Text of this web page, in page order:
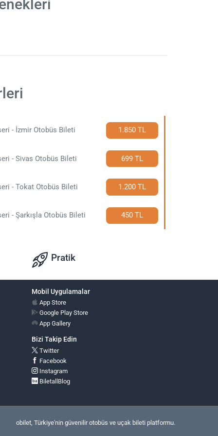
- İzmir Otobüs Bileti 1.850 TL
- Sivas Otobüs Bileti 699 TL
- Tokat Otobüs Bileti 1.200 TL
- Şarkışla Otobüs Bileti 450 TL
Pratik
Mobil Uygulamalar
App Store
Google Play Store
App Gallery
Bizi Takip Edin
Twitter
Facebook
Instagram
BiletallBlog
obilet, Türkiye'nin güvenilir otobüs ve uçak bileti platformu.